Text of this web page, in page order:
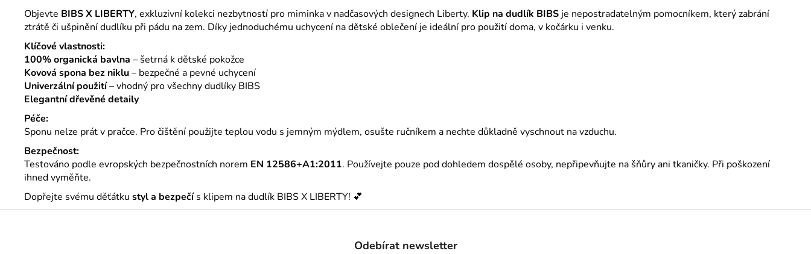
Objevte BIBS X LIBERTY, exkluzivní kolekci nezbytností pro miminka v nadčasových designech Liberty. Klip na dudlík BIBS je nepostradatelným pomocníkem, který zabrání
ztrátě či ušpinění dudlíku při pádu na zem. Díky jednoduchému uchycení na dětské oblečení je ideální pro použití doma, v kočárku i venku.
Klíčové vlastnosti:
100% organická bavlna – šetrná k dětské pokožce
Kovová spona bez niklu– bezpečné a pevné uchycení
Univerzální použití– vhodný pro všechny dudlíky BIBS
Elegantní dřevěné detaily
Péče:
Sponu nelze prát v pračce. Pro čištění použijte teplou vodu s jemným mýdlem, osušte ručníkem a nechte důkladně vyschnout na vzduchu.
Bezpečnost:
Testováno podle evropských bezpečnostních norem EN 12586+A1:2011. Používejte pouze pod dohledem dospělé osoby, nepřipevňujte na šňůry ani tkaničky. Při poškození
ihned vyměňte.
Dopřejte svému děťátku styl a bezpečís klipem na dudlík BIBS X LIBERTY! 💕
Odebírat newsletter